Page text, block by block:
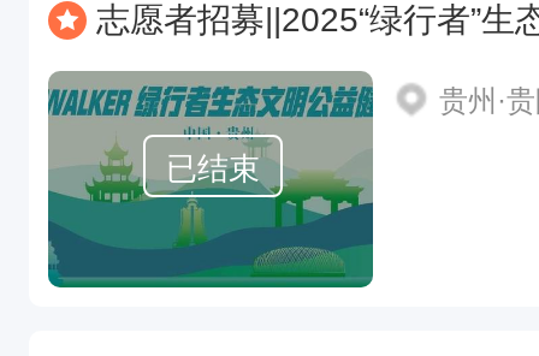
志愿者招募||2025“绿行者”生
已结束
贵州·